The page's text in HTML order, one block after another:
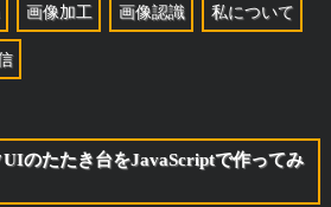
画像加工 画像認識 私について
のたたき台をJavaScriptで作ってみ